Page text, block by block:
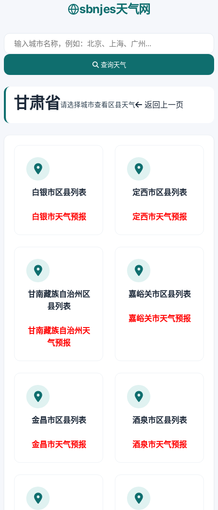
sbnjes天气网
查询天气
甘肃省请选择城市查看区县天气 返回上一页
白银市区县列表
白银市天气预报
定西市区县列表
定西市天气预报
甘南藏族自治州区
县列表
甘南藏族自治州天
气预报
嘉峪关市区县列表
嘉峪关市天气预报
金昌市区县列表
金昌市天气预报
酒泉市区县列表
酒泉市天气预报